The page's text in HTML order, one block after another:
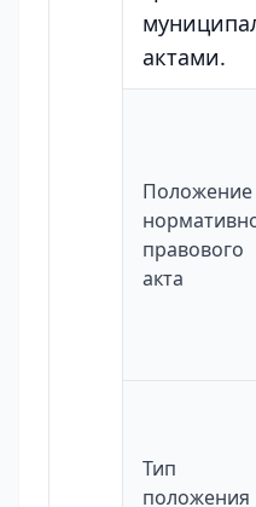
актами.
Положение
правового
акта
Тип
положения